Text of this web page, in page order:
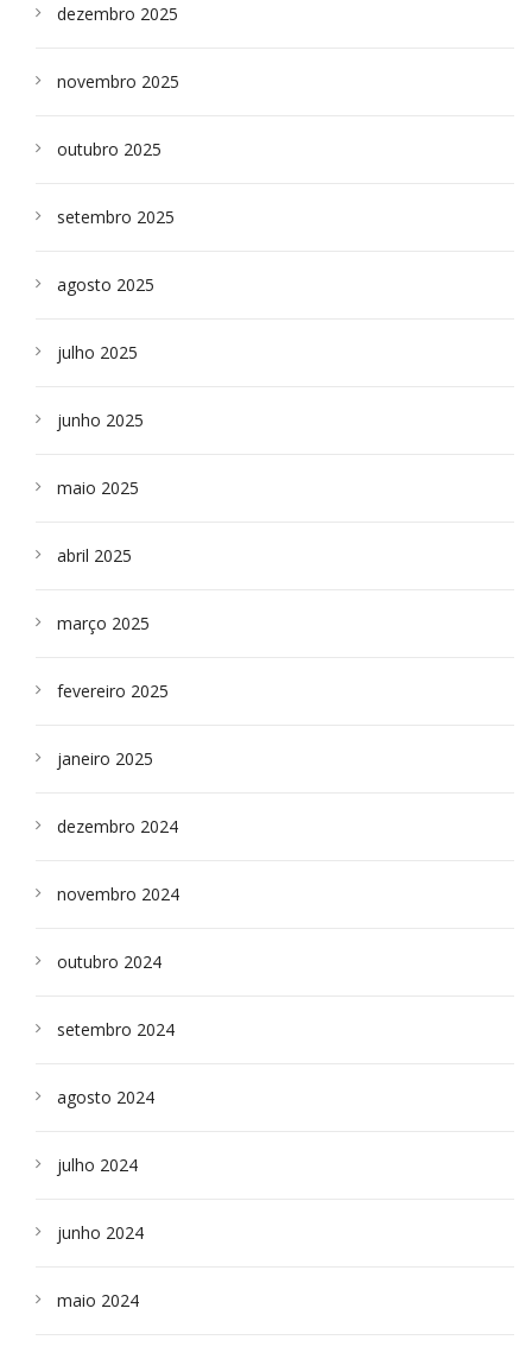
dezembro 2025
novembro 2025
outubro 2025
setembro 2025
agosto 2025
julho 2025
junho 2025
maio 2025
abril 2025
março 2025
fevereiro 2025
janeiro 2025
dezembro 2024
novembro 2024
outubro 2024
setembro 2024
agosto 2024
julho 2024
junho 2024
maio 2024